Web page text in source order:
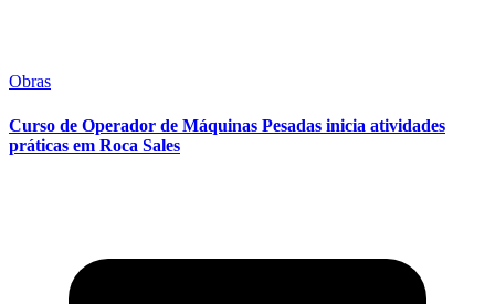
Obras
Curso de Operador de Máquinas Pesadas inicia atividades
práticas em Roca Sales